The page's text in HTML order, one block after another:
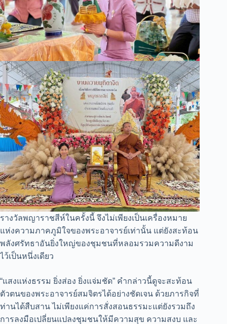
รางวัลพญาราชสีห์ในครั้งนี้ จึงไม่เพียงเป็นเครื่องหมาย
แห่งความภาคภูมิใจของพระอาจารย์เท่านั้น แต่ยังสะท้อน
พลังศรัทธาอันยิ่งใหญ่ของชุมชนที่หลอมรวมความดีงาม
ไว้เป็นหนึ่งเดียว
“แสงแห่งธรรม ยิ่งส่อง ยิ่งแจ่มชัด” คำกล่าวนี้ดูจะสะท้อน
ตัวตนของพระอาจารย์สมจิตรได้อย่างชัดเจน ด้วยภารกิจที่
ท่านได้สืบสาน ไม่เพียงแค่การสั่งสอนธรรมะแต่ยังรวมถึง
การลงมือเปลี่ยนแปลงชุมชนให้มีความสุข ความสงบ และ